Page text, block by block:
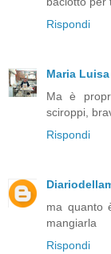
Rispondi
Maria
Ma è
sciroppi,
Rispondi
ma quanto
mangiarla
Rispondi